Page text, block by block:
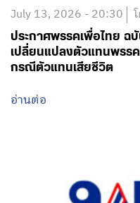
July 13, 2026 - 20:30
ประกาศพรรคเพื่อไทย ฉ
เปลี่ยนแปลงตัวแทนพรร
กรณีตัวแทนเสียชีวิต
อ่านต่อ